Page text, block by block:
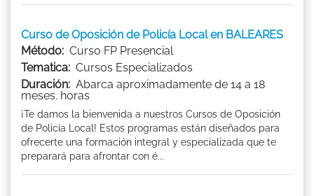
Curso de Oposición de Policía Local en BALEARES
Método: Curso FP Presencial
Tematica: Cursos Especializados
Duración: Abarca aproximadamente de 14 a 18
meses. horas
¡Te damos la bienvenida a nuestros Cursos de Oposición
de Policía Local! Estos programas están diseñados para
ofrecerte una formación integral y especializada que te
preparará para afrontar con é...